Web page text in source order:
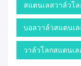
สแตนเลสวาล์วโ
บอลวาล์วสแตนเ
วาล์วโลกสแตนเ